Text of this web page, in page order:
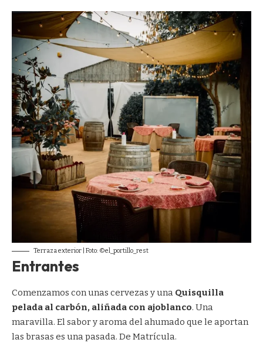
Terraza exterior | Foto: ©el_portillo_rest
Entrantes
Comenzamos con unas cervezas y una Quisquilla
pelada al carbón, aliñada con ajoblanco. Una
maravilla. El sabor y aroma del ahumado que le aportan
las brasas es una pasada. De Matrícula.